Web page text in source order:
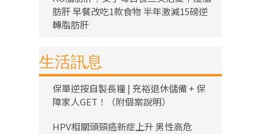
肪肝 早餐改吃1款食物 半年激減15磅逆
轉脂肪肝
生活訊息
保單逆按自製長糧 | 充裕退休儲備 + 保
障家人GET！（附個案說明）
HPV相關頭頸癌新症上升 男性高危